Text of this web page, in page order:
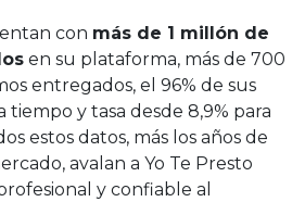
con más de 1 millón de
en su plataforma, más de 700
entregados, el 96% de sus
tiempo y tasa desde 8,9% para
estos datos, más los años de
avalan a Yo Te Presto
y confiable al